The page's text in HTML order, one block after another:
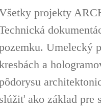
projekty
Umelecký
a
slúžiť ako základ pre